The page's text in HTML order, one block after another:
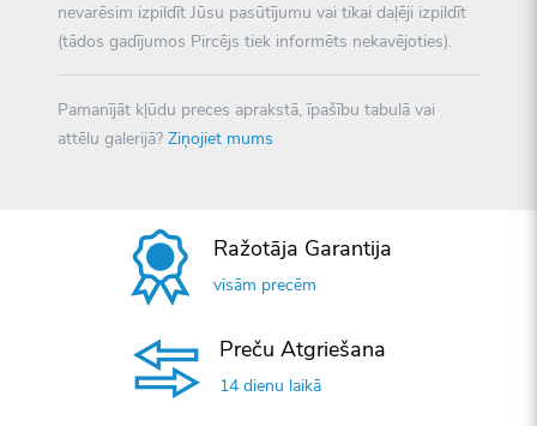
nevarēsim izpildīt Jūsu pasūtījumu vai tikai daļēji izpildīt
(tādos gadījumos Pircējs tiek informēts nekavējoties).
Pamanījāt kļūdu preces aprakstā, īpašību tabulā vai
attēlu galerijā? Ziņojiet mums
Ražotāja Garantija
visām precēm
Preču Atgriešana
14 dienu laikā